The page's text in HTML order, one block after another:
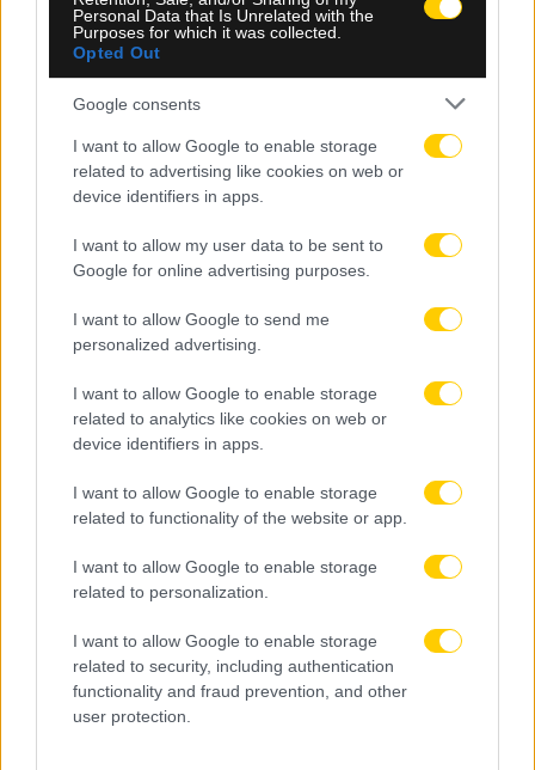
Personal Data that Is Unrelated with the
Purposes for which it was collected.
Opted Out
Google consents
I want to allow Google to enable storage
related to advertising like cookies on web or
device identifiers in apps.
I want to allow my user data to be sent to
Google for online advertising purposes.
I want to allow Google to send me
personalized advertising.
I want to allow Google to enable storage
related to analytics like cookies on web or
device identifiers in apps.
I want to allow Google to enable storage
related to functionality of the website or app.
I want to allow Google to enable storage
related to personalization.
I want to allow Google to enable storage
related to security, including authentication
functionality and fraud prevention, and other
user protection.
06.08.2026, 23:40
Δίχως νίκη οι ελληνικές ομάδες στην Ευρώπη
αυτή την εβδομάδα